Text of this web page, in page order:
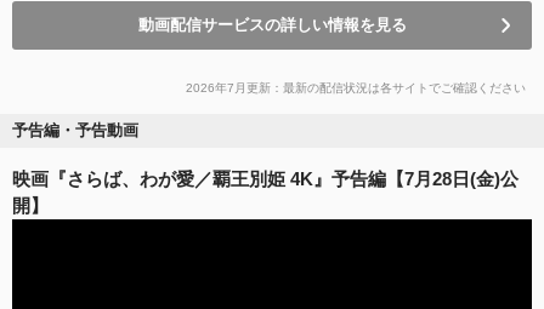
動画配信サービスの詳しい情報を見る
2026年7月更新：最新の配信状況は各サイトでご確認ください
予告編・予告動画
映画『さらば、わが愛／覇王別姫 4K』予告編【7月28日(金)公
開】